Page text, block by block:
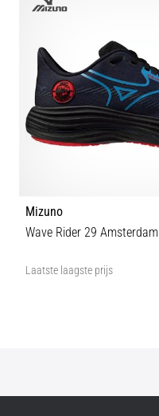
Mizuno
Wave Rider 29 Amsterdam
Laatste laagste prijs